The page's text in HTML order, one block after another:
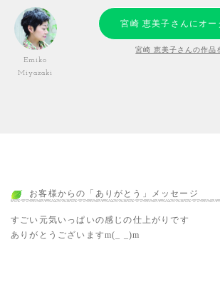
Emiko
Miyazaki
宮崎 恵美子さんにオー
宮崎 恵美子さんの作品
お客様からの「ありがとう」メッセージ
すごい元気いっぱいの感じの仕上がりです
ありがとうございますm(_ _)m